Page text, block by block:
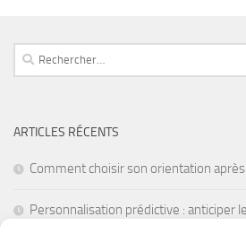
Rechercher :
ARTICLES RÉCENTS
Comment choisir son orientation
Personnalisation prédictive : anticiper